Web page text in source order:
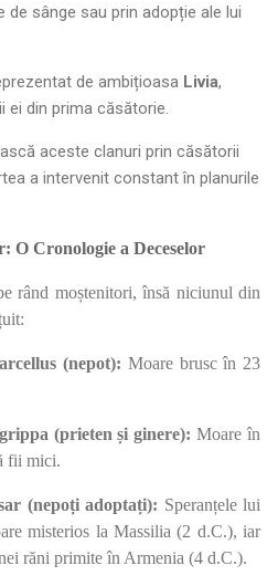
de sânge sau prin adopție ale lui
de ambițioasa Livia,
ei din prima căsătorie.
aceste clanuri prin căsătorii
a intervenit constant în planurile
O Cronologie a Deceselor
rând moștenitori, însă niciunul din
(nepot): Moare brusc în 23
(prieten și ginere): Moare în
fii mici.
(nepoți adoptați): Speranțele lui
misterios la Massilia (2 d.C.), iar
răni primite în Armenia (4 d.C.).